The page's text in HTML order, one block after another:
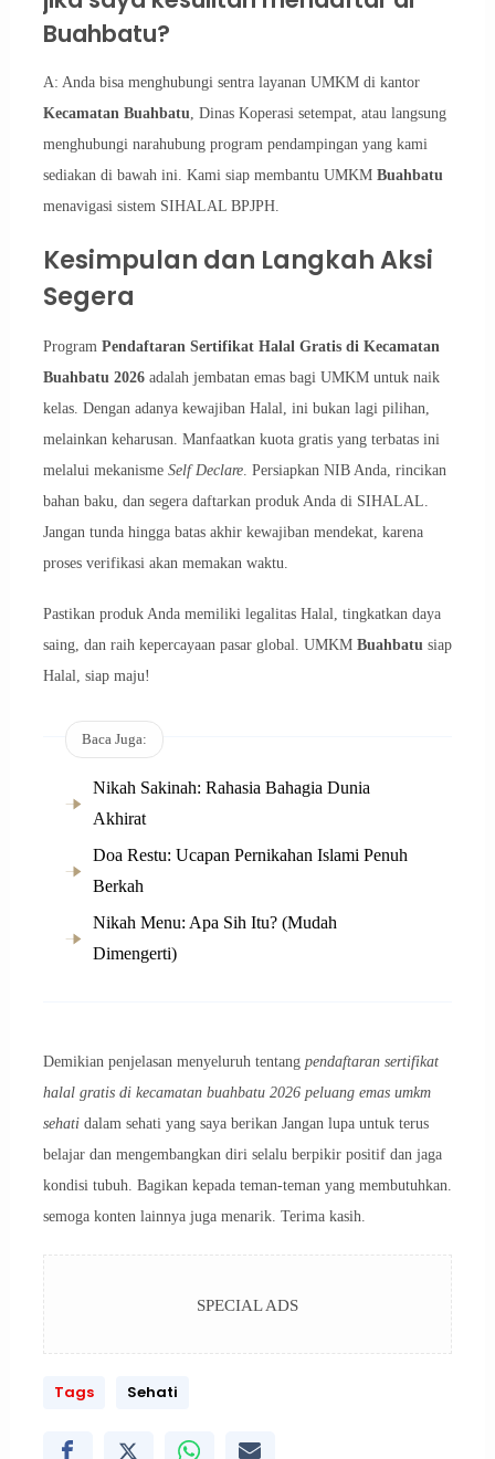
Buahbatu?
A: Anda bisa menghubungi sentra layanan UMKM di kantor
Kecamatan Buahbatu, Dinas Koperasi setempat, atau langsung
menghubungi narahubung program pendampingan yang kami
sediakan di bawah ini. Kami siap membantu UMKM Buahbatu
menavigasi sistem SIHALAL BPJPH.
Kesimpulan dan Langkah Aksi
Segera
Program Pendaftaran Sertifikat Halal Gratis di Kecamatan
Buahbatu 2026adalah jembatan emas bagi UMKM untuk naik
kelas. Dengan adanya kewajiban Halal, ini bukan lagi pilihan,
melainkan keharusan. Manfaatkan kuota gratis yang terbatas ini
melalui mekanisme Self Declare. Persiapkan NIB Anda, rincikan
bahan baku, dan segera daftarkan produk Anda di SIHALAL.
Jangan tunda hingga batas akhir kewajiban mendekat, karena
proses verifikasi akan memakan waktu.
Pastikan produk Anda memiliki legalitas Halal, tingkatkan daya
saing, dan raih kepercayaan pasar global. UMKM Buahbatusiap
Halal, siap maju!
Baca Juga:
Nikah Sakinah: Rahasia Bahagia Dunia
Akhirat
Doa Restu: Ucapan Pernikahan Islami Penuh
Berkah
Nikah Menu: Apa Sih Itu? (Mudah
Dimengerti)
Demikian penjelasan menyeluruh tentang pendaftaran sertifikat
halal gratis di kecamatan buahbatu 2026 peluang emas umkm
sehatidalam sehati yang saya berikan Jangan lupa untuk terus
belajar dan mengembangkan diri selalu berpikir positif dan jaga
kondisi tubuh. Bagikan kepada teman-teman yang membutuhkan.
semoga konten lainnya juga menarik. Terima kasih.
SPECIAL ADS
Tags Sehati